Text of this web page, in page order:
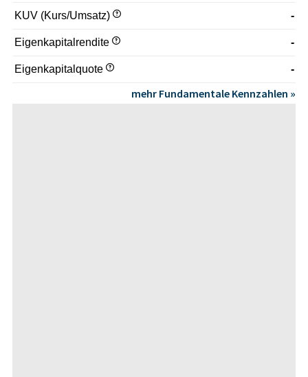
KUV (Kurs/Umsatz) -
Eigenkapitalrendite -
Eigenkapitalquote -
mehr Fundamentale Kennzahlen »